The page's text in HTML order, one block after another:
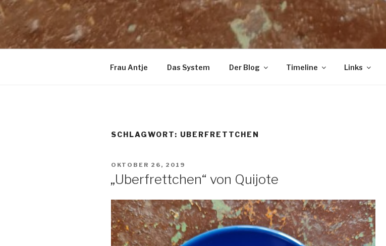
Frau Antje Das System Der Blog Timeline Links
SCHLAGWORT: UBERFRETTCHEN
VERÖFFENTLICHT
OKTOBER 26, 2019
„Uberfrettchen“ von Quijote